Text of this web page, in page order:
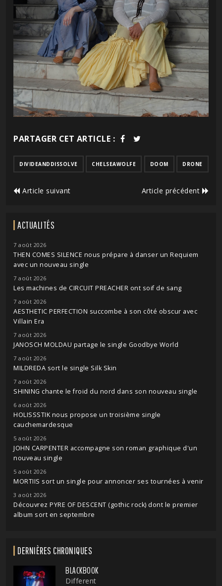
PARTAGER CET ARTICLE :
DIVIDEANDDISSOLVE CHELSEAWOLFE DOOM DRONE
Article suivant Article précédent
ACTUALITÉS
7 août 2026
THEN COMES SILENCE nous prépare à danser un Requiem
avec un nouveau single
7 août 2026
Les machines de CIRCUIT PREACHER ont soif de sang
7 août 2026
AESTHETIC PERFECTION succombe à son côté obscur avec
Villain Era
7 août 2026
JANOSCH MOLDAU partage le single Goodbye World
7 août 2026
MILDREDA sort le single Silk Skin
7 août 2026
SHINING chante le froid du nord dans son nouveau single
6 août 2026
HOLISSSTIK nous propose un troisième single
cauchemardesque
5 août 2026
JOHN CARPENTER accompagne son roman graphique d'un
nouveau single
5 août 2026
MORTIIS sort un single pour annoncer ses tournées à venir
3 août 2026
Découvrez PYRE OF DESCENT (gothic rock) dont le premier
album sort en septembre
DERNIÈRES CHRONIQUES
BLACKBOOK
Different